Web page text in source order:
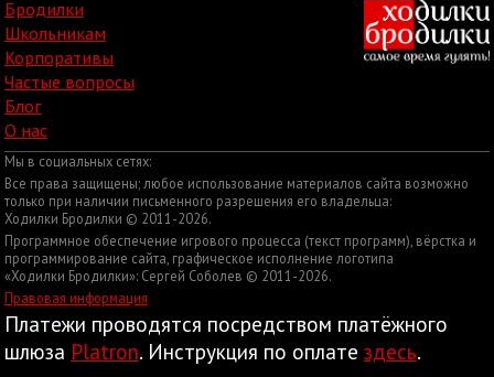
Бродилки
Школьникам
Корпоративы
Частые вопросы
Блог
О нас
Мы в социальных сетях:
Все права защищены; любое использование материалов сайта возможно
только при наличии письменного разрешения его владельца:
Ходилки Бродилки © 2011-2026.
Программное обеспечение игрового процесса (текст программ), вёрстка и
программирование сайта, графическое исполнение логотипа
«Ходилки Бродилки»: Сергей Соболев © 2011-2026.
Правовая информация
Платежи проводятся посредством платёжного
шлюза Platron. Инструкция по оплате здесь.